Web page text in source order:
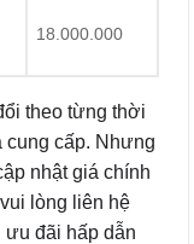
18.000.000
theo từng thời
cung cấp. Nhưng
nhật giá chính
lòng liên hệ
ưu đãi hấp dẫn